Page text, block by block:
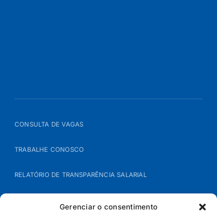
Gerenciar o consentimento
CONSULTA DE VAGAS
TRABALHE CONOSCO
RELATÓRIO DE TRANSPARÊNCIA SALARIAL